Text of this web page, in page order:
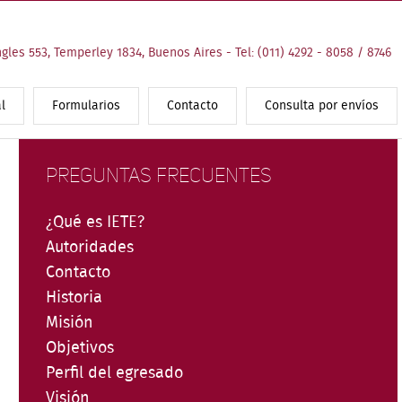
553, Temperley 1834, Buenos Aires - Tel: (011) 4292 - 8058 / 8746
Formularios Contacto Consulta por envíos
PREGUNTAS FRECUENTES
¿Qué es IETE?
Autoridades
Contacto
Historia
Misión
Objetivos
Perfil del egresado